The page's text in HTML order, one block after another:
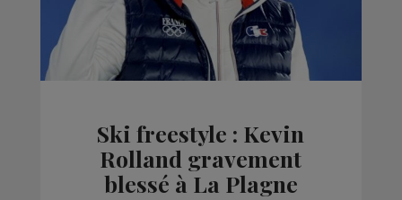
Ski freestyle : Kevin
Rolland gravement
blessé à La Plagne